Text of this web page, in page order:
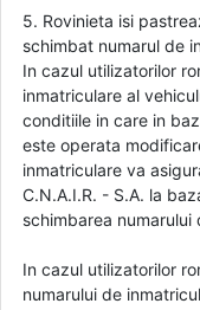
5. Rovinieta isi
schimbat numarul de
In cazul utilizatorilor
inmatriculare al
conditiile in care in
este operata
inmatriculare va
C.N.A.I.R. - S.A. la
schimbarea numarului
In cazul utilizatorilor
numarului de